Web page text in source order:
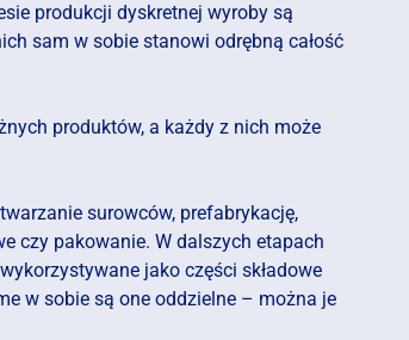
produkcji dyskretnej wyroby są
sam w sobie stanowi odrębną całość
produktów, a każdy z nich może
surowców, prefabrykację,
czy pakowanie. W dalszych etapach
jako części składowe
w sobie są one oddzielne – można je